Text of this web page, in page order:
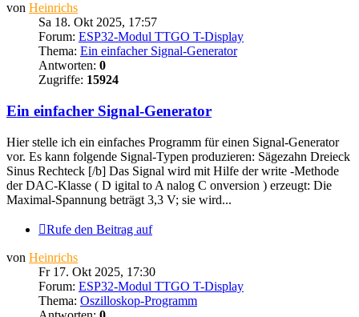
von Heinrichs
Sa 18. Okt 2025, 17:57
Forum: ESP32-Modul TTGO T-Display
Thema: Ein einfacher Signal-Generator
Antworten: 0
Zugriffe: 15924
Ein einfacher Signal-Generator
Hier stelle ich ein einfaches Programm für einen Signal-Generator
vor. Es kann folgende Signal-Typen produzieren: Sägezahn Dreieck
Sinus Rechteck [/b] Das Signal wird mit Hilfe der write -Methode
der DAC-Klasse ( D igital to A nalog C onversion ) erzeugt: Die
Maximal-Spannung beträgt 3,3 V; sie wird...
Rufe den Beitrag auf
von Heinrichs
Fr 17. Okt 2025, 17:30
Forum: ESP32-Modul TTGO T-Display
Thema: Oszilloskop-Programm